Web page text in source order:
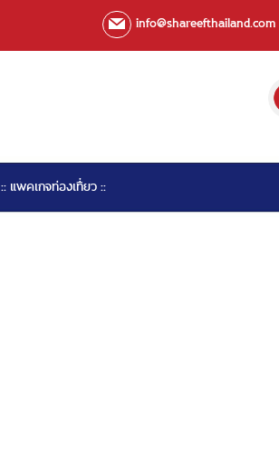
info@shareefthailand.com
:: แพคเกจท่องเที่ยว ::